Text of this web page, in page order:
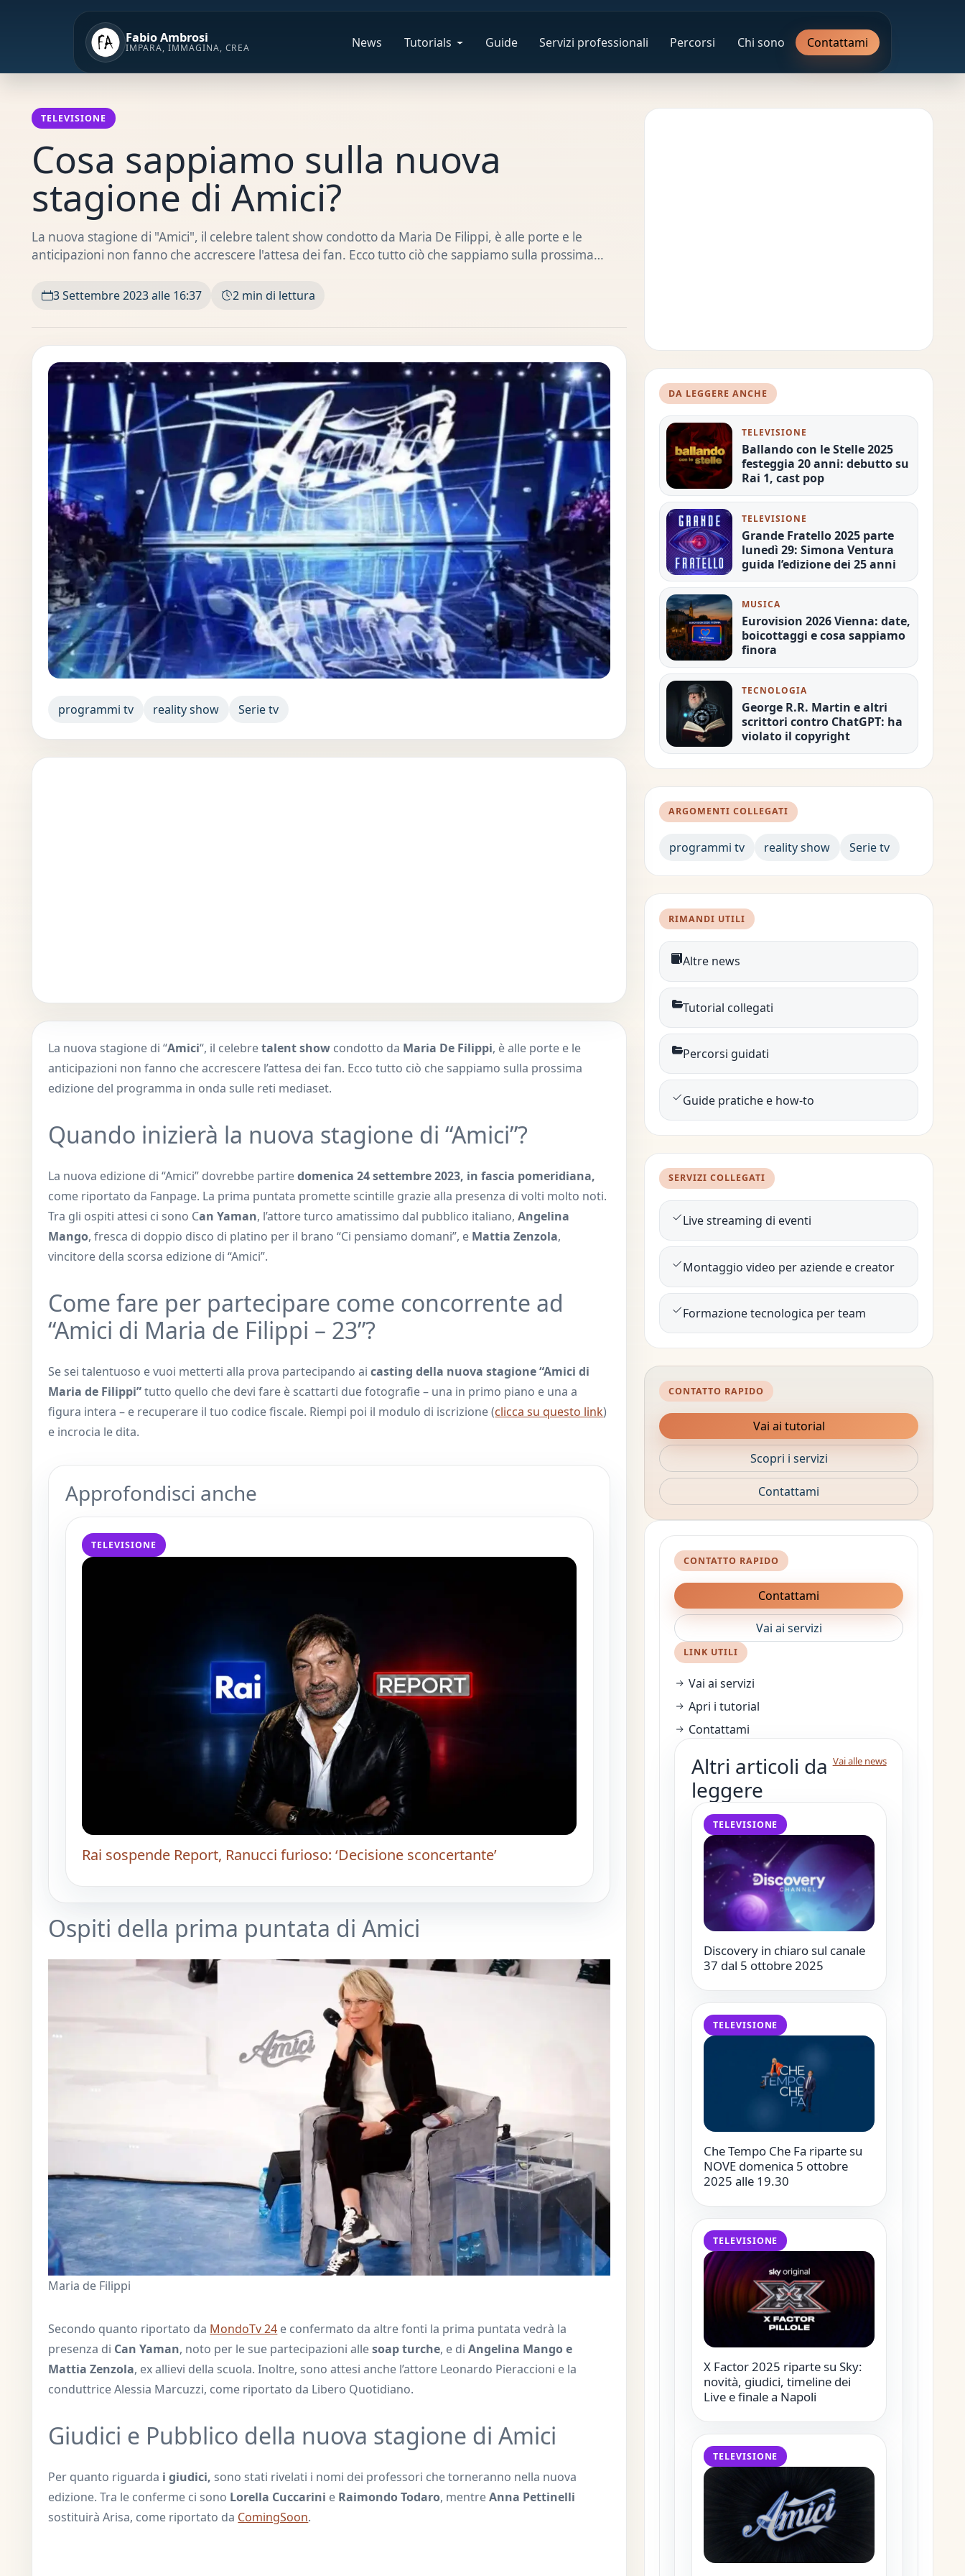
Fabio Ambrosi
IMPARA, IMMAGINA, CREA News Tutorials Guide Servizi professionali Percorsi Chi sono Contattami
TELEVISIONE
Cosa sappiamo sulla nuova
stagione di Amici?
La nuova stagione di "Amici", il celebre talent show condotto da Maria De Filippi, è alle porte e le
anticipazioni non fanno che accrescere l'attesa dei fan. Ecco tutto ciò che sappiamo sulla prossima…
3 Settembre 2023 alle 16:37 2 min di lettura
programmi tv reality show Serie tv
La nuova stagione di “Amici“, il celebretalent show condotto da Maria De Filippi, è alle porte e le
anticipazioni non fanno che accrescere l’attesa dei fan. Ecco tutto ciò che sappiamo sulla prossima
edizione del programma in onda sulle reti mediaset.
Quando inizierà la nuova stagione di “Amici”?
La nuova edizione di “Amici” dovrebbe partiredomenica 24 settembre 2023, in fascia pomeridiana,
come riportato da Fanpage. La prima puntata promette scintille grazie alla presenza di volti molto noti.
Tra gli ospiti attesi ci sono Can Yaman, l’attore turco amatissimo dal pubblico italiano,Angelina
Mango, fresca di doppio disco di platino per il brano “Ci pensiamo domani”, e Mattia Zenzola,
vincitore della scorsa edizione di “Amici”.
Come fare per partecipare come concorrente ad
“Amici di Maria de Filippi – 23”?
Se sei talentuoso e vuoi metterti alla prova partecipando aicasting della nuova stagione “Amici di
Maria de Filippi”tutto quello che devi fare è scattarti due fotografie – una in primo piano e una a
figura intera – e recuperare il tuo codice fiscale. Riempi poi il modulo di iscrizione (clicca su questo link)
e incrocia le dita.
Approfondisci anche
TELEVISIONE
Rai sospende Report, Ranucci furioso: ‘Decisione sconcertante’
Ospiti della prima puntata di Amici
Maria de Filippi
Secondo quanto riportato da MondoTv 24 e confermato da altre fonti la prima puntata vedrà la
presenza di Can Yaman, noto per le sue partecipazioni allesoap turche, e diAngelina Mango e
Mattia Zenzola, ex allievi della scuola. Inoltre, sono attesi anche l’attore Leonardo Pieraccioni e la
conduttrice Alessia Marcuzzi, come riportato da Libero Quotidiano.
Giudici e Pubblico della nuova stagione di Amici
Per quanto riguarda i giudici, sono stati rivelati i nomi dei professori che torneranno nella nuova
edizione. Tra le conferme ci sono Lorella Cuccarini e Raimondo Todaro, mentreAnna Pettinelli
sostituirà Arisa, come riportato da ComingSoon.
DA LEGGERE ANCHE
TELEVISIONE
Ballando con le Stelle 2025
festeggia 20 anni: debutto su
Rai 1, cast pop
TELEVISIONE
Grande Fratello 2025 parte
lunedì 29: Simona Ventura
guida l’edizione dei 25 anni
MUSICA
Eurovision 2026 Vienna: date,
boicottaggi e cosa sappiamo
finora
TECNOLOGIA
George R.R. Martin e altri
scrittori contro ChatGPT: ha
violato il copyright
ARGOMENTI COLLEGATI
programmi tv reality show Serie tv
RIMANDI UTILI
Altre news
Tutorial collegati
Percorsi guidati
Guide pratiche e how-to
SERVIZI COLLEGATI
Live streaming di eventi
Montaggio video per aziende e creator
Formazione tecnologica per team
CONTATTO RAPIDO
Vai ai tutorial
Scopri i servizi
Contattami
CONTATTO RAPIDO
Contattami
Vai ai servizi
LINK UTILI
Vai ai servizi
Apri i tutorial
Contattami
Altri articoli da
leggere
Vai alle news
TELEVISIONE
Discovery in chiaro sul canale
37 dal 5 ottobre 2025
TELEVISIONE
Che Tempo Che Fa riparte su
NOVE domenica 5 ottobre
2025 alle 19.30
TELEVISIONE
X Factor 2025 riparte su Sky:
novità, giudici, timeline dei
Live e finale a Napoli
TELEVISIONE